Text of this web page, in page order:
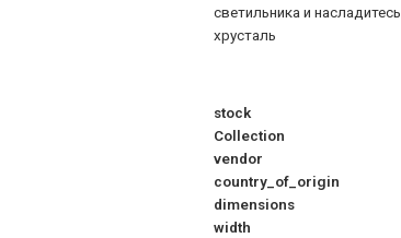
светильника и
хрусталь
stock
Collection
vendor
country_of_origin
dimensions
width